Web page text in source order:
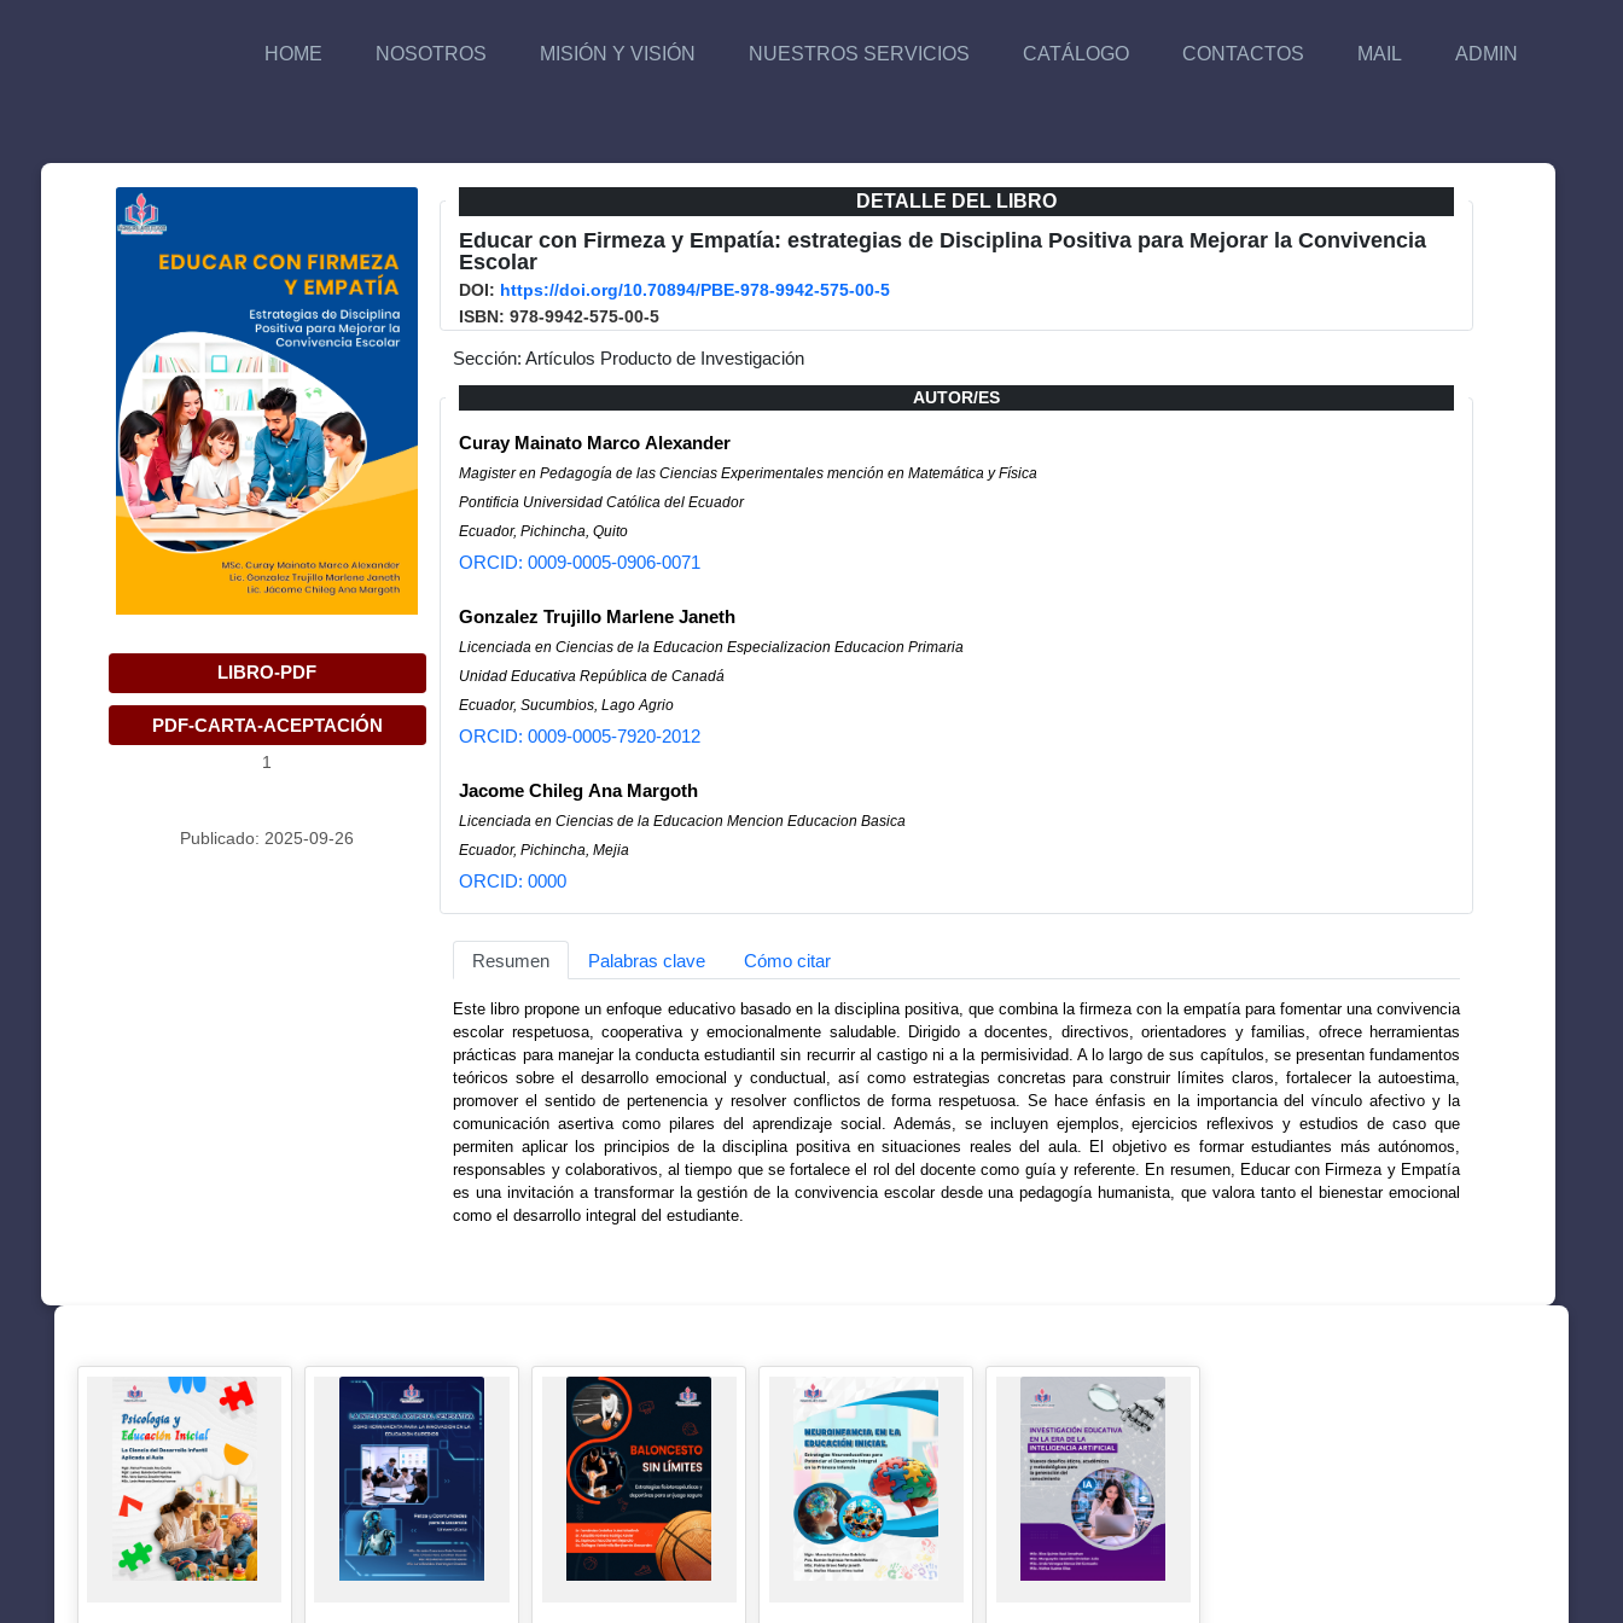
HOME NOSOTROS MISIÓN Y VISIÓN NUESTROS SERVICIOS CATÁLOGO CONTACTOS MAIL ADMIN
LIBRO-PDF
PDF-CARTA-ACEPTACIÓN
1
Publicado: 2025-09-26
DETALLE DEL LIBRO
Educar con Firmeza y Empatía: estrategias de Disciplina Positiva para Mejorar la Convivencia
Escolar
DOI: https://doi.org/10.70894/PBE-978-9942-575-00-5
ISBN: 978-9942-575-00-5
Sección: Artículos Producto de Investigación
AUTOR/ES
Curay Mainato Marco Alexander
Magister en Pedagogía de las Ciencias Experimentales mención en Matemática y Física
Pontificia Universidad Católica del Ecuador
Ecuador, Pichincha, Quito
ORCID: 0009-0005-0906-0071
Gonzalez Trujillo Marlene Janeth
Licenciada en Ciencias de la Educacion Especializacion Educacion Primaria
Unidad Educativa República de Canadá
Ecuador, Sucumbios, Lago Agrio
ORCID: 0009-0005-7920-2012
Jacome Chileg Ana Margoth
Licenciada en Ciencias de la Educacion Mencion Educacion Basica
Ecuador, Pichincha, Mejia
ORCID: 0000
Resumen Palabras clave Cómo citar
Este libro propone un enfoque educativo basado en la disciplina positiva, que combina la firmeza con la empatía para fomentar una convivencia
escolar respetuosa, cooperativa y emocionalmente saludable. Dirigido a docentes, directivos, orientadores y familias, ofrece herramientas
prácticas para manejar la conducta estudiantil sin recurrir al castigo ni a la permisividad. A lo largo de sus capítulos, se presentan fundamentos
teóricos sobre el desarrollo emocional y conductual, así como estrategias concretas para construir límites claros, fortalecer la autoestima,
promover el sentido de pertenencia y resolver conflictos de forma respetuosa. Se hace énfasis en la importancia del vínculo afectivo y la
comunicación asertiva como pilares del aprendizaje social. Además, se incluyen ejemplos, ejercicios reflexivos y estudios de caso que
permiten aplicar los principios de la disciplina positiva en situaciones reales del aula. El objetivo es formar estudiantes más autónomos,
responsables y colaborativos, al tiempo que se fortalece el rol del docente como guía y referente. En resumen, Educar con Firmeza y Empatía
es una invitación a transformar la gestión de la convivencia escolar desde una pedagogía humanista, que valora tanto el bienestar emocional
como el desarrollo integral del estudiante.